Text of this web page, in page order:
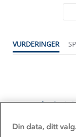
VURDERINGER
Det er foreløpig
Kundeklubb
Bedrift,
1% til samfunnet
Alt du trenger
Gravidklær
Vask og
EL-retur
Store størrelser
Få
Storms turtips🐿️
Din data, ditt